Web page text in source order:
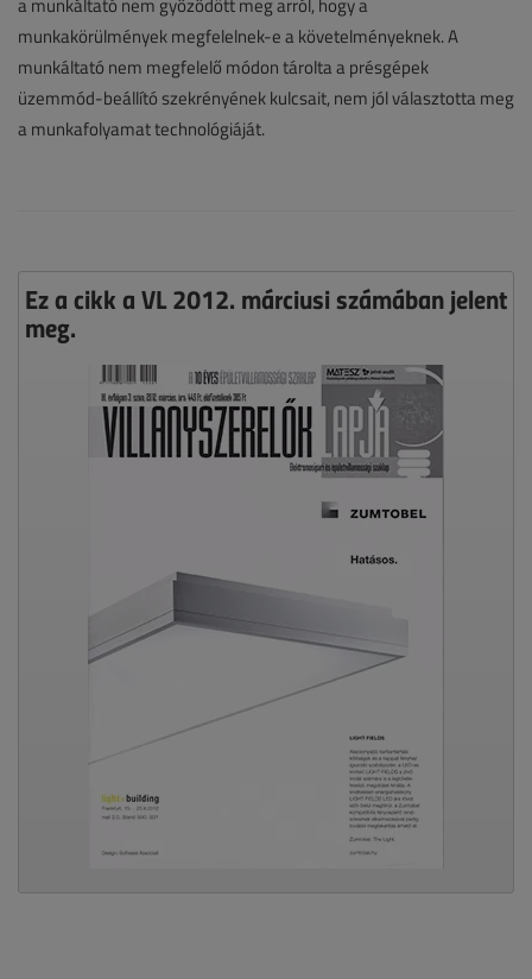
a munkáltató nem győződött meg arról, hogy a
munkakörülmények megfelelnek-e a követelményeknek. A
munkáltató nem megfelelő módon tárolta a présgépek
üzemmód-beállító szekrényének kulcsait, nem jól választotta meg
a munkafolyamat technológiáját.
Ez a cikk a VL 2012. márciusi számában jelent
meg.